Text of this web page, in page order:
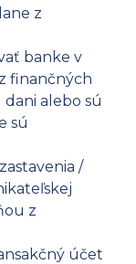
z
banke v
finančných
alebo sú
sú
/
z
účet